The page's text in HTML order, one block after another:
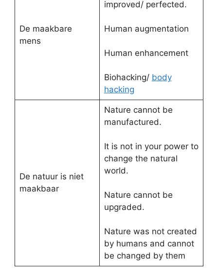
De maakbare
mens
improved/ perfected.
Human augmentation
Human enhancement
Biohacking/ body
hacking
De natuur is niet
maakbaar
Nature cannot be
manufactured.
It is not in your power to
change the natural
world.
Nature cannot be
upgraded.
Nature was not created
by humans and cannot
be changed by them